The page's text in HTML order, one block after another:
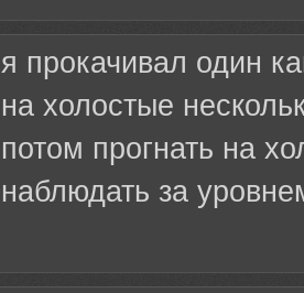
я прокачивал один
на холостые
потом прогнать на
наблюдать за